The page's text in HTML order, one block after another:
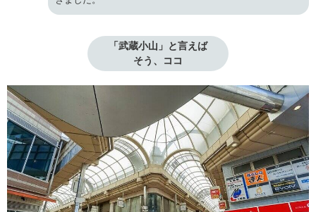
「武蔵小山」と言えば
そう、ココ